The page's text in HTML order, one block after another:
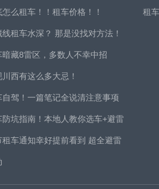
怎么租车！！租车价格！！
租车水深？ 那是没找对方法！
暗藏8雷区，多数人不幸中招
西有这么多大忌！
自驾！一篇笔记全说清注意事项
防坑指南！本地人教你选车+避雷
租车通知幸好提前看到 超全避雷
租